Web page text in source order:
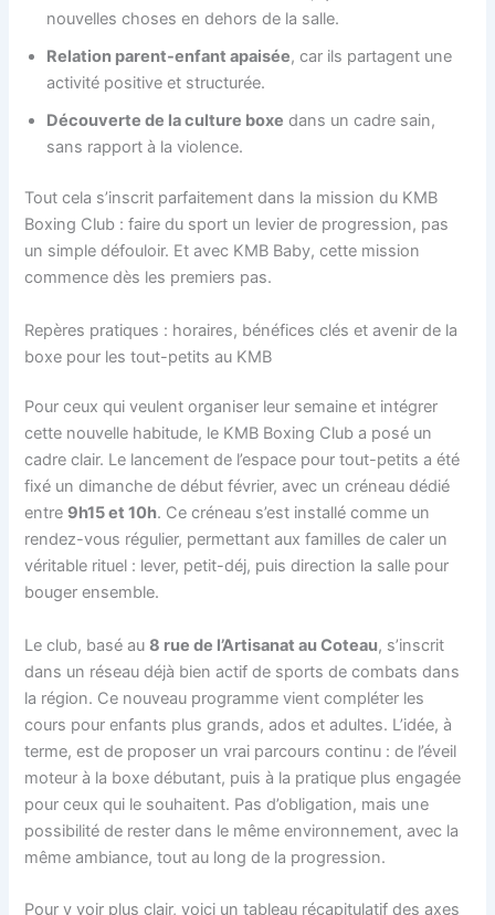
nouvelles choses en dehors de la salle.
Relation parent-enfant apaisée, car ils partagent une
activité positive et structurée.
Découverte de la culture boxe dans un cadre sain,
sans rapport à la violence.
Tout cela s’inscrit parfaitement dans la mission du KMB
Boxing Club : faire du sport un levier de progression, pas
un simple défouloir. Et avec KMB Baby, cette mission
commence dès les premiers pas.
Repères pratiques : horaires, bénéfices clés et avenir de la
boxe pour les tout-petits au KMB
Pour ceux qui veulent organiser leur semaine et intégrer
cette nouvelle habitude, le KMB Boxing Club a posé un
cadre clair. Le lancement de l’espace pour tout-petits a été
fixé un dimanche de début février, avec un créneau dédié
entre 9h15 et 10h. Ce créneau s’est installé comme un
rendez-vous régulier, permettant aux familles de caler un
véritable rituel : lever, petit-déj, puis direction la salle pour
bouger ensemble.
Le club, basé au8 rue de l’Artisanat au Coteau, s’inscrit
dans un réseau déjà bien actif de sports de combats dans
la région. Ce nouveau programme vient compléter les
cours pour enfants plus grands, ados et adultes. L’idée, à
terme, est de proposer un vrai parcours continu : de l’éveil
moteur à la boxe débutant, puis à la pratique plus engagée
pour ceux qui le souhaitent. Pas d’obligation, mais une
possibilité de rester dans le même environnement, avec la
même ambiance, tout au long de la progression.
Pour y voir plus clair, voici un tableau récapitulatif des axes